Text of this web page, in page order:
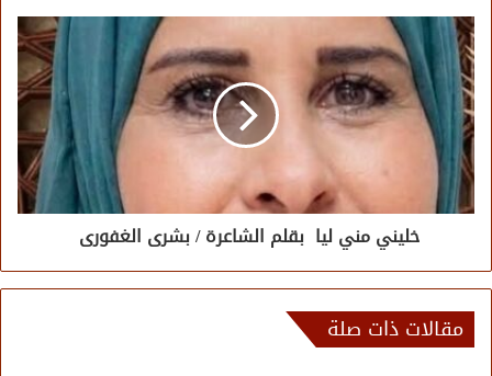
خليني مني ليا بقلم الشاعرة / بشرى الغفورى
مقالات ذات صلة